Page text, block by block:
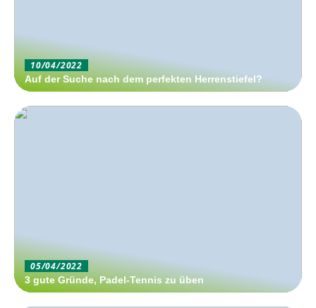
10/04/2022
Auf der Suche nach dem perfekten Herrenstiefel?
05/04/2022
3 gute Gründe, Padel-Tennis zu üben